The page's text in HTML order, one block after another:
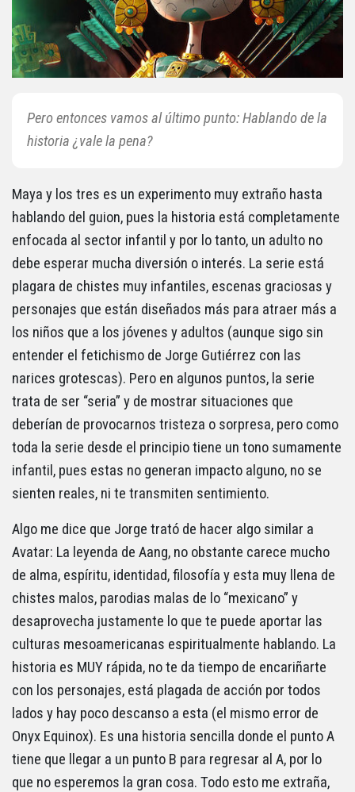
Pero entonces vamos al último punto: Hablando de la
historia ¿vale la pena?
Maya y los tres es un experimento muy extraño hasta
hablando del guion, pues la historia está completamente
enfocada al sector infantil y por lo tanto, un adulto no
debe esperar mucha diversión o interés. La serie está
plagara de chistes muy infantiles, escenas graciosas y
personajes que están diseñados más para atraer más a
los niños que a los jóvenes y adultos (aunque sigo sin
entender el fetichismo de Jorge Gutiérrez con las
narices grotescas). Pero en algunos puntos, la serie
trata de ser “seria” y de mostrar situaciones que
deberían de provocarnos tristeza o sorpresa, pero como
toda la serie desde el principio tiene un tono sumamente
infantil, pues estas no generan impacto alguno, no se
sienten reales, ni te transmiten sentimiento.
Algo me dice que Jorge trató de hacer algo similar a
Avatar: La leyenda de Aang, no obstante carece mucho
de alma, espíritu, identidad, filosofía y esta muy llena de
chistes malos, parodias malas de lo “mexicano” y
desaprovecha justamente lo que te puede aportar las
culturas mesoamericanas espiritualmente hablando. La
historia es MUY rápida, no te da tiempo de encariñarte
con los personajes, está plagada de acción por todos
lados y hay poco descanso a esta (el mismo error de
Onyx Equinox). Es una historia sencilla donde el punto A
tiene que llegar a un punto B para regresar al A, por lo
que no esperemos la gran cosa. Todo esto me extraña,